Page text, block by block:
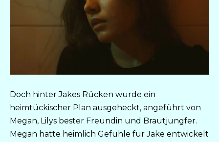
Doch hinter Jakes Rücken wurde ein
heimtückischer Plan ausgeheckt, angeführt von
Megan, Lilys bester Freundin und Brautjungfer.
Megan hatte heimlich Gefühle für Jake entwickelt